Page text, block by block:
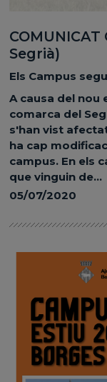
Segrià)
Els Campus
A causa del nou
comarca del
s'han vist
ha cap
campus. En els
que vinguin de...
05/07/2020